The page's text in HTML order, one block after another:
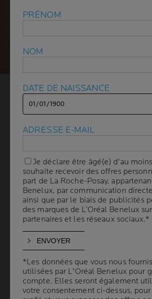
POST-
POURQUOI LES
D’ACNÉ LAISSENT-
DES TACHES ?
5 min. de lecture| By La Roche-Posay|
Les cicatrices d'acné et les marques
qu’elles laissent
esthétiques majeures pour de
On parle d’hyperpigmentation post-
Comprendre laformationde ces
types de tacheset les méthodesqui
PRÉNOM
NOM
DATE DE NAISSANCE
ADRESSE E-MAIL
Je déclare être âgé(e) d'au
souhaite recevoir des offres
part de La Roche-Posay,
Benelux, par communication
ainsi que par le biais de publicités
des marques de L’Oréal Benelux
partenaires et les réseaux sociaux.*
*Les données que vous nous
utilisées par L'Oréal Benelux pour
compte. Elles seront également
votre consentement ci-dessus,
PRÉNOM
NOM
DATE DE NAISSANCE
ADRESSE E-MAIL
Je déclare être âgé(e) d'au
souhaite recevoir des offres
part de La Roche-Posay,
Benelux, par communication
ainsi que par le biais de publicités
des marques de L’Oréal Benelux
partenaires et les réseaux sociaux.*
*Les données que vous nous
utilisées par L'Oréal Benelux pour
compte. Elles seront également
votre consentement ci-dessus,